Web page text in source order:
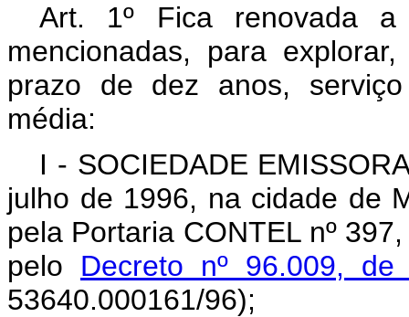
Art. 1º Fica renovada a
mencionadas, para
prazo de dez anos,
média:
I - SOCIEDADE
julho de 1996, na cidade de
pela Portaria CONTEL nº
pelo Decreto nº 96.009,
53640.000161/96);